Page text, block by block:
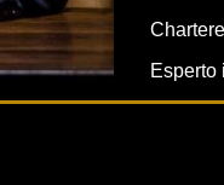
Esperto